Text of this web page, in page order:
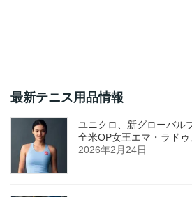
最新テニス用品情報
ユニクロ、新グローバル
全米OP女王エマ・ラドゥ
2026年2月24日